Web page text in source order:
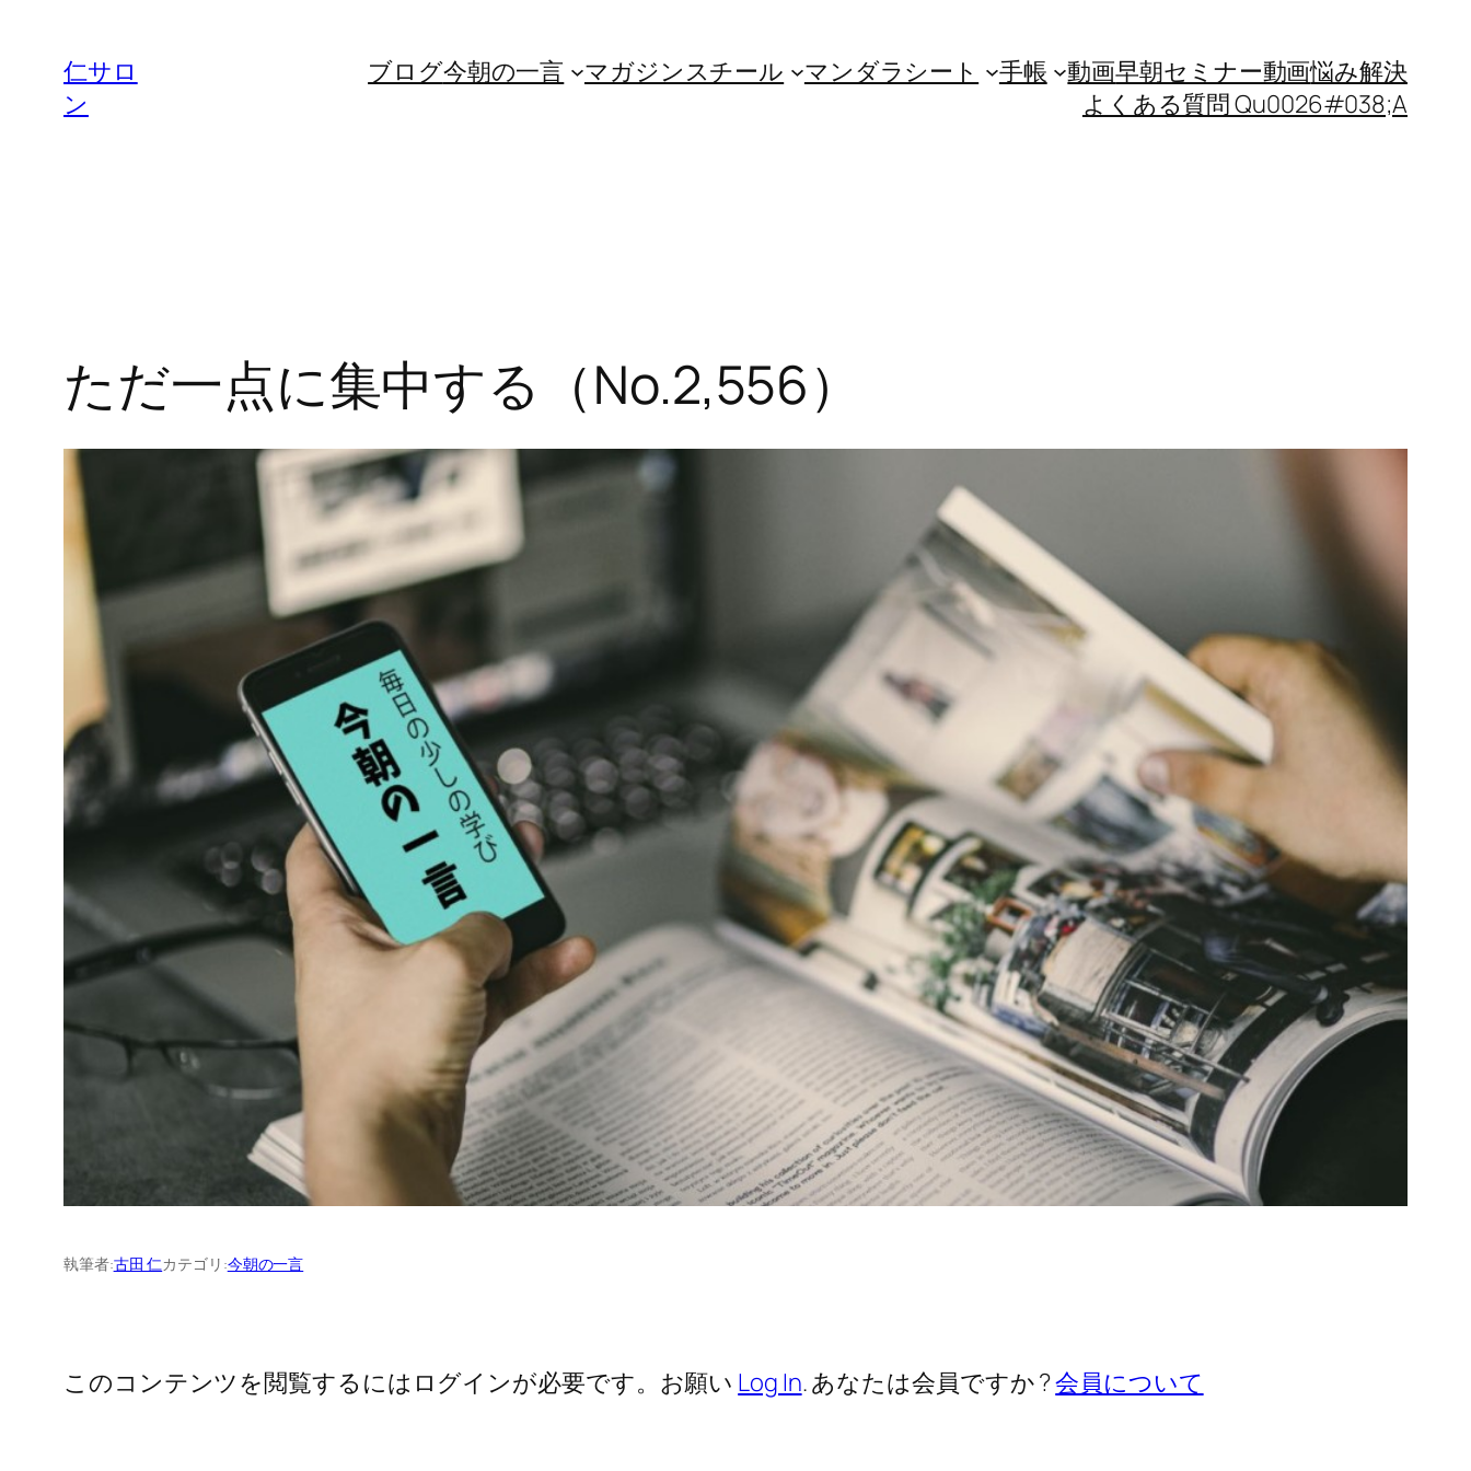
仁サロ
ン
ブログ今朝の一言 マガジンスチール マンダラシート 手帳 動画早朝セミナー動画悩み解決
よくある質問 Qu0026#038;A
ただ一点に集中する（No.2,556）
執筆者:古田 仁カテゴリ:今朝の一言
このコンテンツを閲覧するにはログインが必要です。お願い Log In. あなたは会員ですか ?会員について